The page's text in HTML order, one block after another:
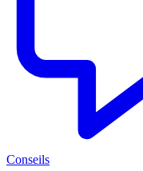
Conseils